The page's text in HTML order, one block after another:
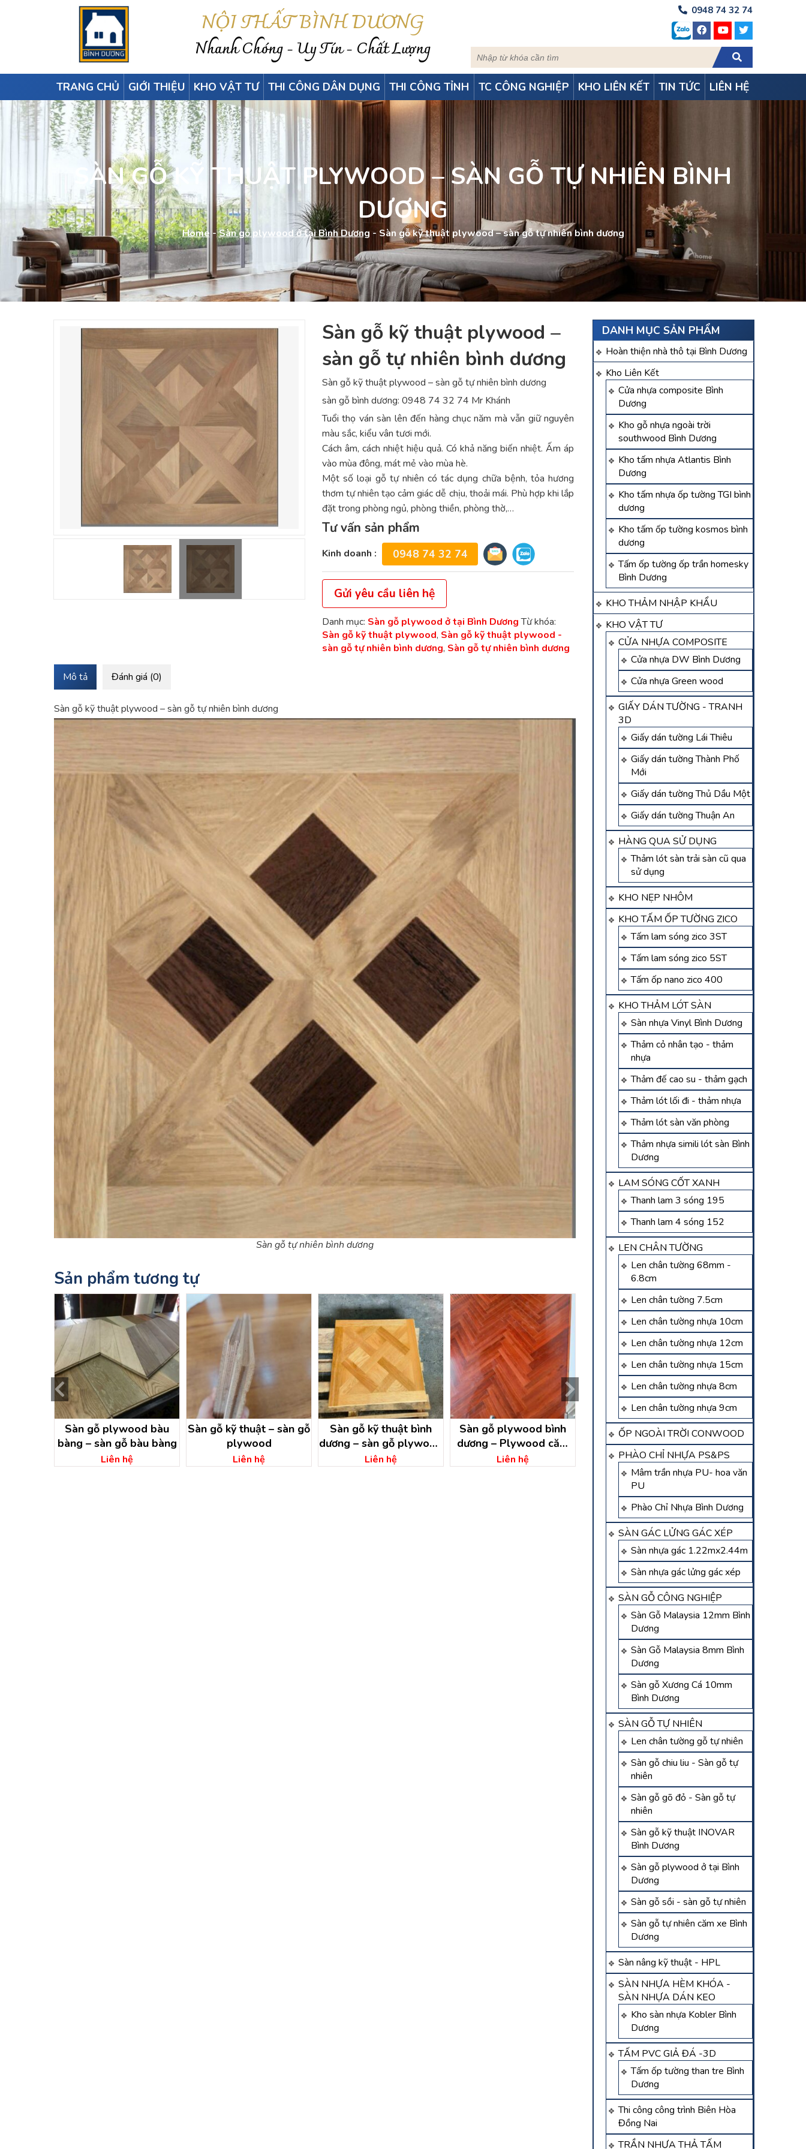
NỘI THẤT BÌNH DƯƠNG
Nhanh Chóng - Uy Tín - Chất Lượng
0948 74 32 74
TRANG CHỦ GIỚI THIỆU KHO VẬT TƯ THI CÔNG DÂN DỤNG THI CÔNG TỈNH TC CÔNG NGHIỆP KHO LIÊN KẾT TIN TỨC LIÊN HỆ
SÀN GỖ KỸ THUẬT PLYWOOD – SÀN GỖ TỰ NHIÊN BÌNH
DƯƠNG
Home-Sàn gỗ plywood ở tại Bình Dương-Sàn gỗ kỹ thuật plywood – sàn gỗ tự nhiên bình dương
DANH MỤC SẢN PHẨM
Hoàn thiện nhà thô tại Bình Dương
Kho Liên Kết
Cửa nhựa composite Bình
Dương
Kho gỗ nhựa ngoài trời
southwood Bình Dương
Kho tấm nhựa Atlantis Bình
Dương
Kho tấm nhựa ốp tường TGI bình
dương
Kho tấm ốp tường kosmos bình
dương
Tấm ốp tường ốp trần homesky
Bình Dương
KHO THẢM NHẬP KHẨU
KHO VẬT TƯ
CỬA NHỰA COMPOSITE
Cửa nhựa DW Bình Dương
Cửa nhựa Green wood
GIẤY DÁN TƯỜNG - TRANH
3D
Giấy dán tường Lái Thiêu
Giấy dán tường Thành Phố
Mới
Giấy dán tường Thủ Dầu Một
Giấy dán tường Thuận An
HÀNG QUA SỬ DỤNG
Thảm lót sàn trải sàn cũ qua
sử dụng
KHO NẸP NHÔM
KHO TẤM ỐP TƯỜNG ZICO
Tấm lam sóng zico 3ST
Tấm lam sóng zico 5ST
Tấm ốp nano zico 400
KHO THẢM LÓT SÀN
Sàn nhựa Vinyl Bình Dương
Thảm cỏ nhân tạo - thảm
nhựa
Thảm đế cao su - thảm gạch
Thảm lót lối đi - thảm nhựa
Thảm lót sàn văn phòng
Thảm nhựa simili lót sàn Bình
Dương
LAM SÓNG CỐT XANH
Thanh lam 3 sóng 195
Thanh lam 4 sóng 152
LEN CHÂN TƯỜNG
Len chân tường 68mm -
6.8cm
Len chân tường 7.5cm
Len chân tường nhựa 10cm
Len chân tường nhựa 12cm
Len chân tường nhựa 15cm
Len chân tường nhựa 8cm
Len chân tường nhựa 9cm
ỐP NGOÀI TRỜI CONWOOD
PHÀO CHỈ NHỰA PS&PS
Mâm trần nhựa PU- hoa văn
PU
Phào Chỉ Nhựa Bình Dương
SÀN GÁC LỬNG GÁC XÉP
Sàn nhựa gác 1.22mx2.44m
Sàn nhựa gác lửng gác xép
SÀN GỖ CÔNG NGHIỆP
Sàn Gỗ Malaysia 12mm Bình
Dương
Sàn Gỗ Malaysia 8mm Bình
Dương
Sàn gỗ Xương Cá 10mm
Bình Dương
SÀN GỖ TỰ NHIÊN
Len chân tường gỗ tự nhiên
Sàn gỗ chiu liu - Sàn gỗ tự
nhiên
Sàn gỗ gõ đỏ - Sàn gỗ tự
nhiên
Sàn gỗ kỹ thuật INOVAR
Bình Dương
Sàn gỗ plywood ở tại Bình
Dương
Sàn gỗ sồi - sàn gỗ tự nhiên
Sàn gỗ tự nhiên căm xe Bình
Dương
Sàn nâng kỹ thuật - HPL
SÀN NHỰA HÈM KHÓA -
SÀN NHỰA DÁN KEO
Kho sàn nhựa Kobler Bình
Dương
TẤM PVC GIẢ ĐÁ -3D
Tấm ốp tường than tre Bình
Dương
Thi công công trình Biên Hòa
Đồng Nai
TRẦN NHỰA THẢ TẤM
Sàn gỗ kỹ thuật plywood –
sàn gỗ tự nhiên bình dương
Sàn gỗ kỹ thuật plywood – sàn gỗ tự nhiên bình dương
sàn gỗ bình dương: 0948 74 32 74 Mr Khánh
Tuổi thọ ván sàn lên đến hàng chục năm mà vẫn giữ nguyên
màu sắc, kiểu vân tươi mới.
Cách âm, cách nhiệt hiệu quả. Có khả năng biến nhiệt. Ấm áp
vào mùa đông, mát mẻ vào mùa hè.
Một số loại gỗ tự nhiên có tác dụng chữa bệnh, tỏa hương
thơm tự nhiên tạo cảm giác dễ chịu, thoải mái. Phù hợp khi lắp
đặt trong phòng ngủ, phòng thiền, phòng thờ,…
Tư vấn sản phẩm
Kinh doanh : 0948 74 32 74
Gửi yêu cầu liên hệ
Danh mục: Sàn gỗ plywood ở tại Bình Dương Từ khóa:
Sàn gỗ kỹ thuật plywood, Sàn gỗ kỹ thuật plywood -
sàn gỗ tự nhiên bình dương, Sàn gỗ tự nhiên bình dương
Mô tả Đánh giá (0)
Sàn gỗ kỹ thuật plywood – sàn gỗ tự nhiên bình dương
Sàn gỗ tự nhiên bình dương
Sản phẩm tương tự
Sàn gỗ plywood bàu
bàng – sàn gỗ bàu bàng
Liên hệ
Sàn gỗ kỹ thuật – sàn gỗ
plywood
Liên hệ
Sàn gỗ kỹ thuật bình
dương – sàn gỗ plywood
ở tại bình dương
Liên hệ
Sàn gỗ plywood bình
dương – Plywood căm
xe bình dương
Liên hệ
Sàn gỗ plywood sồi –
sàn gỗ sồi bình dương
Liên hệ
Tổng Mẫu sàn
nhiên Bình